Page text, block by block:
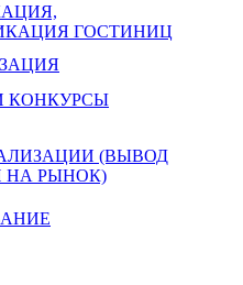
ГОСТИНИЦ
КОНКУРСЫ
(ВЫВОД
НА РЫНОК)